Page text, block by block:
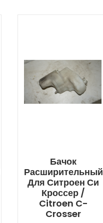
Бачок
Расширительный
Для Ситроен Си
Кроссер /
Citroen C-
Crosser